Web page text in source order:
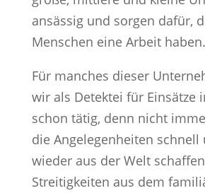
ansässig und sorgen dafür,
Menschen eine Arbeit haben.
Für manches dieser
wir als Detektei für Einsätze
schon tätig, denn nicht
die Angelegenheiten schnell
wieder aus der Welt
Streitigkeiten aus dem